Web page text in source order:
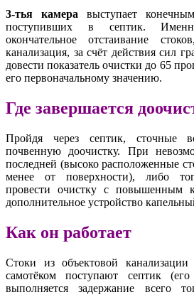
3-тья камера выступает
поступивших в септик.
окончательное отстаивание
канализация, за счёт действия сил
довести показатель очистки до 65
его первоначальному значению.
Где завершается
Пройдя через септик, сточные
почвенную доочистку. При
последней (высоко расположенные
менее от поверхности), либо
провести очистку с повышенным
дополнительное устройство
Как он работает
Стоки из объектовой
самотёком поступают септик
выполняется задержание всего